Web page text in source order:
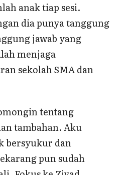
anak tiap sesi.
dia punya tanggung
jawab yang
menjaga
sekolah SMA dan
tentang
tambahan. Aku
bersyukur dan
pun sudah